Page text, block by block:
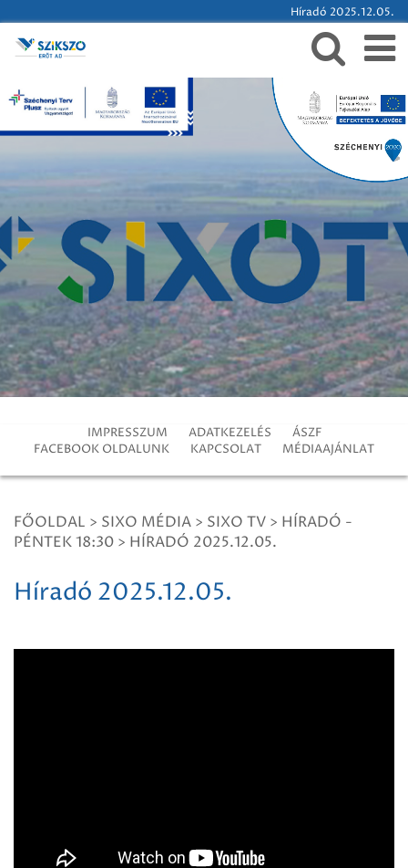
Híradó 2025.12.05.
IMPRESSZUM ADATKEZELÉS
ÁSZF
FACEBOOK OLDALUNK
KAPCSOLAT MÉDIAAJÁNLAT
FŐOLDAL > SIXO MÉDIA > SIXO TV > HÍRADÓ -
PÉNTEK 18:30 > HÍRADÓ 2025.12.05.
Híradó 2025.12.05.